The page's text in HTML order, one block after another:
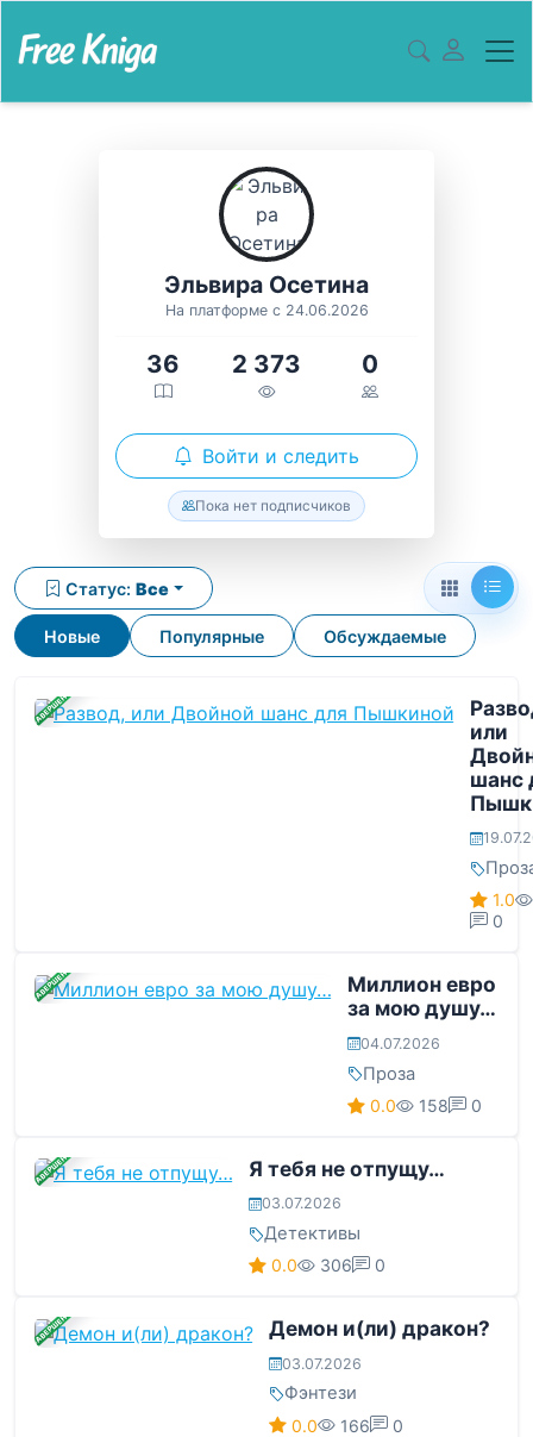
Эльвира Осетина
На платформе с 24.06.2026
36 2 373 0
Войти и следить
Пока нет подписчиков
Новые Популярные Обсуждаемые
Статус: Все
ЗАВЕРШЕНА
или
шанс
1.0
0
ЗАВЕРШЕНА
Миллион евро
за мою душу…
04.07.2026
Проза
0.0 158 0
ЗАВЕРШЕНА Я тебя не отпущу…
03.07.2026
Детективы
0.0 306 0
ЗАВЕРШЕНА Демон и(ли) дракон?
03.07.2026
Фэнтези
0.0 166 0